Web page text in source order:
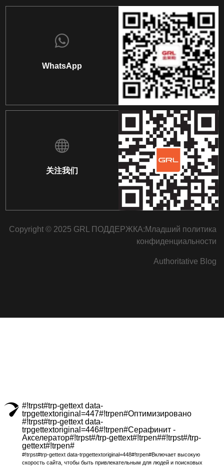
WhatsApp
关注我们
Copyright © 2025 GRL ПОДДЕРЖКА:Младший политика
конфиденциальности
Authoritative Blog
#!trpst#trp-gettext data-
trpgettextoriginal=447#!trpen#Оптимизировано
#!trpst#trp-gettext data-
trpgettextoriginal=446#!trpen#Серафинит -
Акселератор#!trpst#/trp-gettext#!trpen##!trpst#/trp-
gettext#!trpen#
#!trpst#trp-gettext data-trpgettextoriginal=448#!trpen#Включает высокую
скорость сайта, чтобы быть привлекательным для людей и поисковых